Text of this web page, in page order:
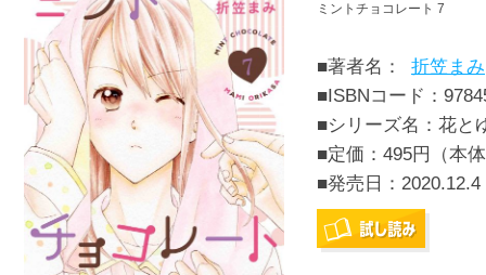
ミントチョコレート 7
■著者名：
折笠まみ
■ISBNコード：
■シリーズ名：花と
■定価：495円（本
■発売日： 2020.12.4